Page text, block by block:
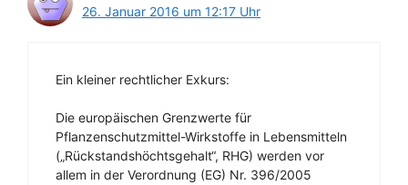
26. Januar 2016 um 12:17 Uhr
Ein kleiner rechtlicher Exkurs:
Die europäischen Grenzwerte für
Pflanzenschutzmittel-Wirkstoffe in Lebensmitteln
(„Rückstandshöchtsgehalt“, RHG) werden vor
allem in der Verordnung (EG) Nr. 396/2005